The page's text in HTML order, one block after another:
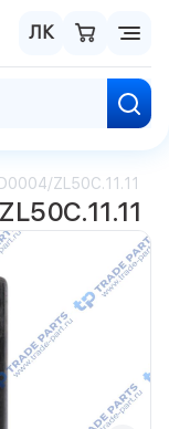
ЛК
ZL50C.11.11